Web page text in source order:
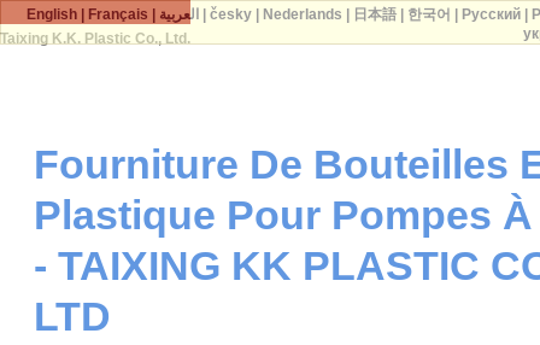
Taixing K.K. Plastic Co., Ltd.
Fourniture De Bouteilles
Plastique Pour Pompes
- TAIXING KK PLASTIC
LTD
English Français العربية |česky Nederlands 日本語 한국어 Русский